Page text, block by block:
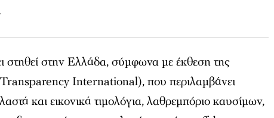
στηθεί στην Ελλάδα, σύμφωνα με έκθεση της
International), που περιλαμβάνει
και εικονικά τιμολόγια, λαθρεμπόριο καυσίμων,